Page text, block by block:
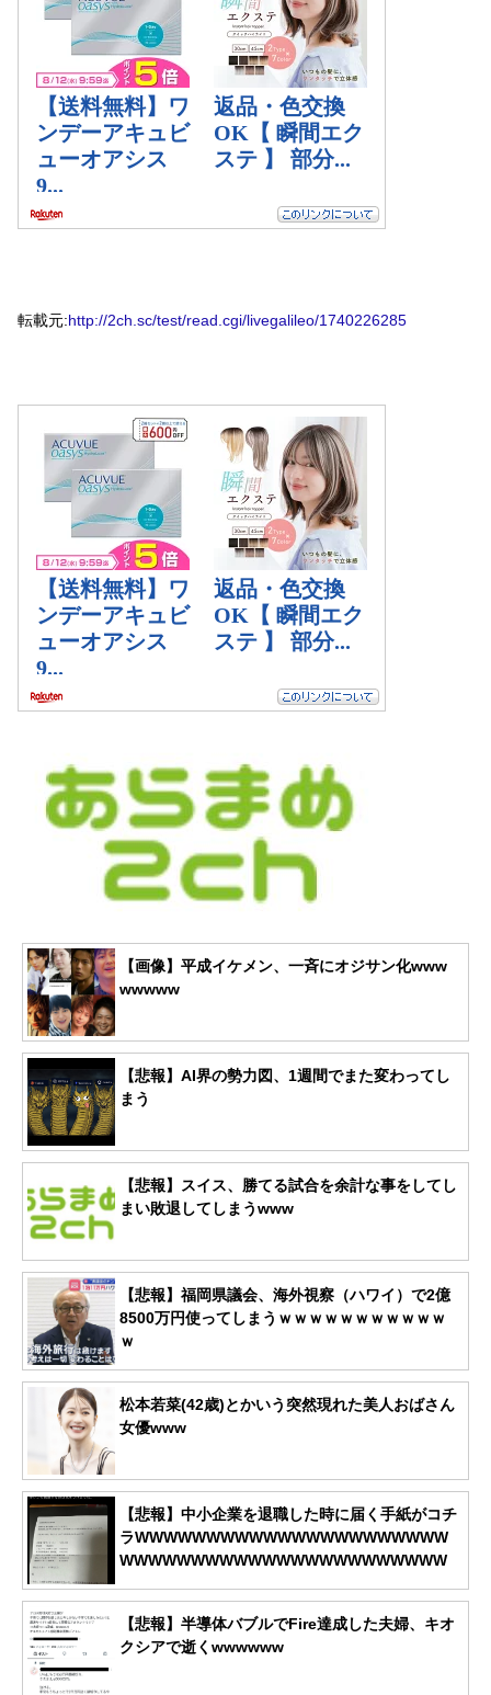
転載元:http://2ch.sc/test/read.cgi/livegalileo/1740226285
【画像】平成イケメン、一斉にオジサン化www
wwwww
【悲報】AI界の勢力図、1週間でまた変わってし
まう
【悲報】スイス、勝てる試合を余計な事をしてし
まい敗退してしまうwww
【悲報】福岡県議会、海外視察（ハワイ）で2億
8500万円使ってしまうｗｗｗｗｗｗｗｗｗｗｗ
ｗ
松本若菜(42歳)とかいう突然現れた美人おばさん
女優www
【悲報】中小企業を退職した時に届く手紙がコチ
ラWWWWWWWWWWWWWWWWWWWWWW
WWWWWWWWWWWWWWWWWWWWWWW
【悲報】半導体バブルでFire達成した夫婦、キオ
クシアで逝くwwwwww